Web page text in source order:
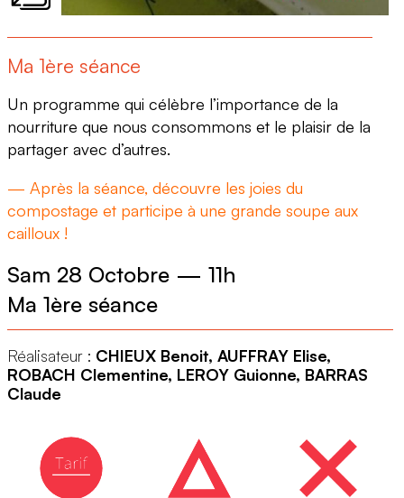
Ma 1ère séance
Un programme qui célèbre l’importance de la
nourriture que nous consommons et le plaisir de la
partager avec d’autres.
— Après la séance, découvre les joies du
compostage et participe à une grande soupe aux
cailloux !
Sam 28 Octobre — 11h
Ma 1ère séance
Réalisateur : CHIEUX Benoit, AUFFRAY Elise,
ROBACH Clementine, LEROY Guionne, BARRAS
Claude